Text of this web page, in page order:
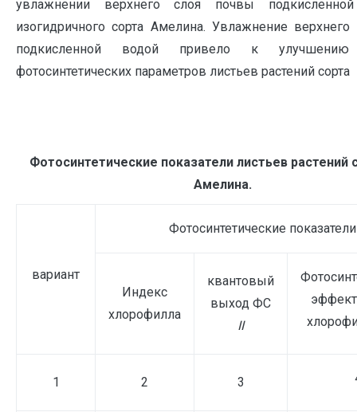
увлажнении верхнего слоя почвы
изогидричного сорта Амелина. Увлажнение
подкисленной водой привело к улучшению
фотосинтетических параметров листьев растений сорта
Фотосинтетические показатели листьев растений
Амелина.
вариант
Фотосинтетические показатели
Индекс
хлорофилла
квантовый
выход ФС
II
1 2 3